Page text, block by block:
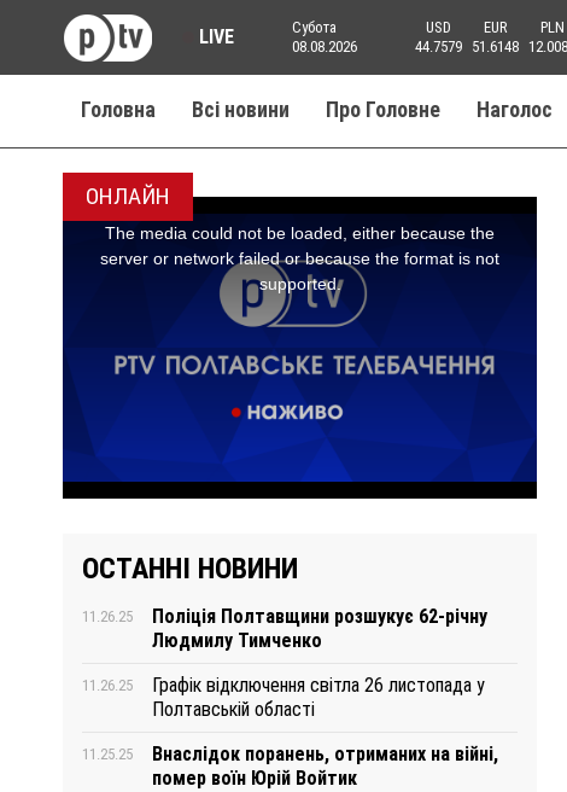
LIVE
Субота
08.08.2026
USD
44.7579
EUR
51.6148
PLN
Головна Всі новини Про Головне Наголос
ОНЛАЙН
ОСТАННІ НОВИНИ
11.26.25
Поліція Полтавщини розшукує 62-річну
Людмилу Тимченко
11.26.25
Графік відключення світла 26 листопада у
Полтавській області
11.25.25
Внаслідок поранень, отриманих на війні,
помер воїн Юрій Войтик